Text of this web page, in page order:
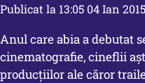
Publicat la 13:05 04 Ian 2015
Anul care abia a debutat
cinematografie, cineflii
producțiilor ale căror